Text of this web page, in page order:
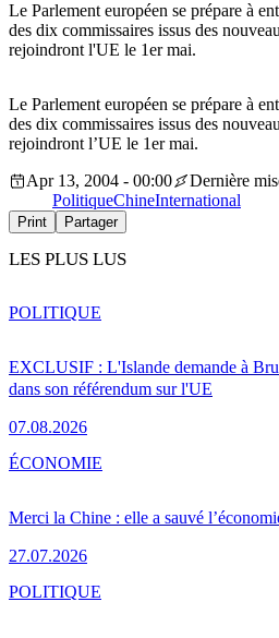
Le Parlement européen se prépare à
des dix commissaires issus des
rejoindront l'UE le 1er mai.
Le Parlement européen se prépare à
des dix commissaires issus des
rejoindront l’UE le 1er mai.
Apr 13, 2004 - 00:00
Dernière
PolitiqueChineInternational
Print Partager
LES PLUS LUS
EXCLUSIF : L'Islande demande à
dans son référendum sur l'UE
07.08.2026
POLITIQUE
Merci la Chine : elle a sauvé
27.07.2026
ÉCONOMIE
POLITIQUE